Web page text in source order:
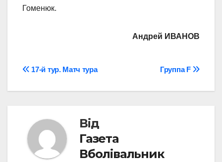
Гоменюк.
Андрей ИВАНОВ
Навігація
записів
Группа F
17-й тур. Матч тура
Від
Газета
Вболівальник